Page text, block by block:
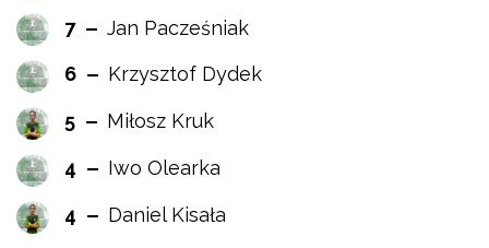
7 Jan Pacześniak
6 Krzysztof Dydek
5 Miłosz Kruk
4 Iwo Olearka
4 Daniel Kisała